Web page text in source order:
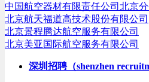
中国航空器材有限责任公司北京分
北京航天福道高技术股份有限公司
北京景程腾达航空服务有限公司
北京美亚国际航空服务有限公司
深圳招聘（shenzhen